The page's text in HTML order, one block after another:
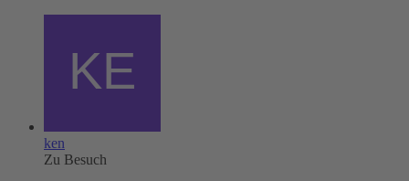
ken
Zu Besuch